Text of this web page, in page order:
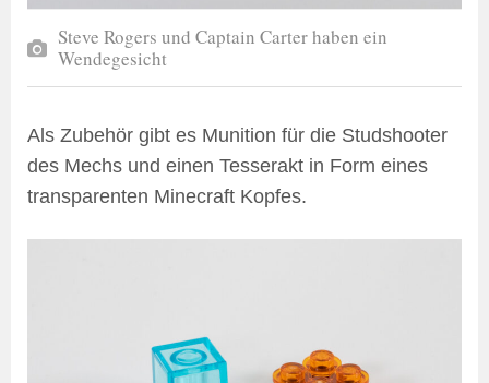
Steve Rogers und Captain Carter haben ein
Wendegesicht
Als Zubehör gibt es Munition für die Studshooter
des Mechs und einen Tesserakt in Form eines
transparenten Minecraft Kopfes.